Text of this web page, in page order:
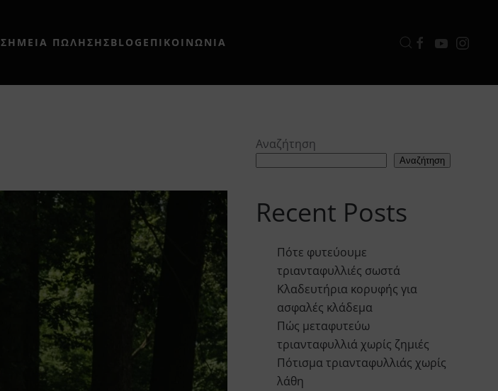
ΣΗΜΕΊΑ ΠΏΛΗΣΗΣBLOG ΕΠΙΚΟΙΝΩΝΙΑ
Αναζήτηση
Αναζήτηση
Recent Posts
Πότε φυτεύουμε
τριανταφυλλιές σωστά
Κλαδευτήρια κορυφής για
ασφαλές κλάδεμα
Πώς μεταφυτεύω
τριανταφυλλιά χωρίς ζημιές
Πότισμα τριανταφυλλιάς χωρίς
λάθη